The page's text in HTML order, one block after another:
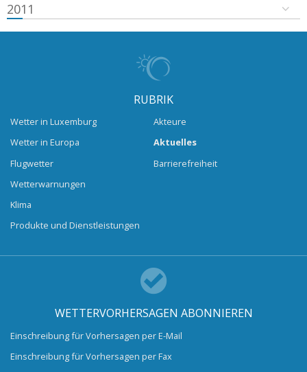
2011
RUBRIK
Wetter in Luxemburg
Wetter in Europa
Flugwetter
Wetterwarnungen
Klima
Produkte und Dienstleistungen
Akteure
Aktuelles
Barrierefreiheit
WETTERVORHERSAGEN ABONNIEREN
Einschreibung für Vorhersagen per E-Mail
Einschreibung für Vorhersagen per Fax